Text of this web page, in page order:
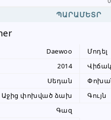
ՊԱՐԱՄԵՏՐ
Daewoo Մոդել
2014
Սեդան
Աջից փոխված ձախ Գույն
Գազ